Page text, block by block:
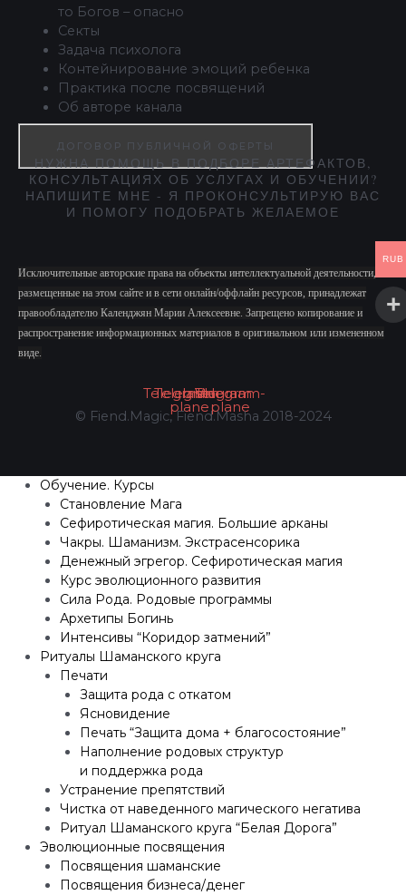
то Богов – опасно
Секты
Задача психолога
Контейнирование эмоций ребенка
Практика после посвящений
Об авторе канала
ДОГОВОР ПУБЛИЧНОЙ ОФЕРТЫ
НУЖНА ПОМОЩЬ В ПОДБОРЕ АРТЕФАКТОВ,
КОНСУЛЬТАЦИЯХ ОБ УСЛУГАХ И ОБУЧЕНИИ?
НАПИШИТЕ МНЕ - Я ПРОКОНСУЛЬТИРУЮ ВАС
И ПОМОГУ ПОДОБРАТЬ ЖЕЛАЕМОЕ
Исключительные авторские права на объекты интеллектуальной деятельности,
размещенные на этом сайте и в сети онлайн/оффлайн ресурсов, принадлежат
правообладателю Календжян Марии Алексеевне. Запрещено копирование и
распространение информационных материалов в оригинальном или измененном
виде.
Telegram
Telegram-
plane
Vk
Instagram
Telegram-
plane
© Fiend.Magic, Fiend.Masha 2018-2024
Обучение. Курсы
Становление Мага
Сефиротическая магия. Большие арканы
Чакры. Шаманизм. Экстрасенсорика
Денежный эгрегор. Сефиротическая магия
Курс эволюционного развития
Сила Рода. Родовые программы
Архетипы Богинь
Интенсивы “Коридор затмений”
Ритуалы Шаманского круга
Печати
Защита рода с откатом
Ясновидение
Печать “Защита дома + благосостояние”
Наполнение родовых структур
и поддержка рода
Устранение препятствий
Чистка от наведенного магического негатива
Ритуал Шаманского круга “Белая Дорога”
Эволюционные посвящения
Посвящения шаманские
Посвящения бизнеса/денег
RUB